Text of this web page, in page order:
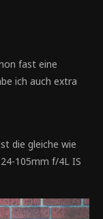
fast eine
ich auch extra
die gleiche wie
105mm f/4L IS